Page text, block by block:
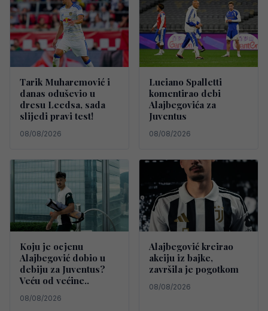
Tarik Muharemović i
danas oduševio u
dresu Leedsa, sada
slijedi pravi test!
08/08/2026
Luciano Spalletti
komentirao debi
Alajbegovića za
Juventus
08/08/2026
Koju je ocjenu
Alajbegović dobio u
debiju za Juventus?
Veću od većine..
08/08/2026
Alajbegović kreirao
akciju iz bajke,
završila je pogotkom
08/08/2026